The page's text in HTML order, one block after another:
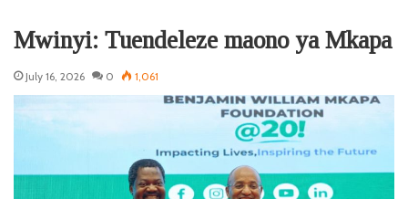
Mwinyi: Tuendeleze maono ya Mkapa
July 16, 2026 0 1,061